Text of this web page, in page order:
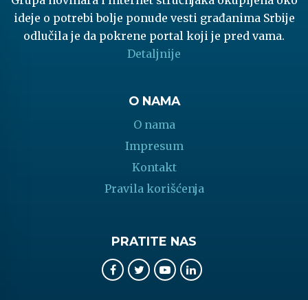
ideje o potrebi bolje ponude vesti građanima Srbije
odlučila je da pokrene portal koji je pred vama.
Detaljnije
O NAMA
O nama
Impresum
Kontakt
Pravila korišćenja
PRATITE NAS